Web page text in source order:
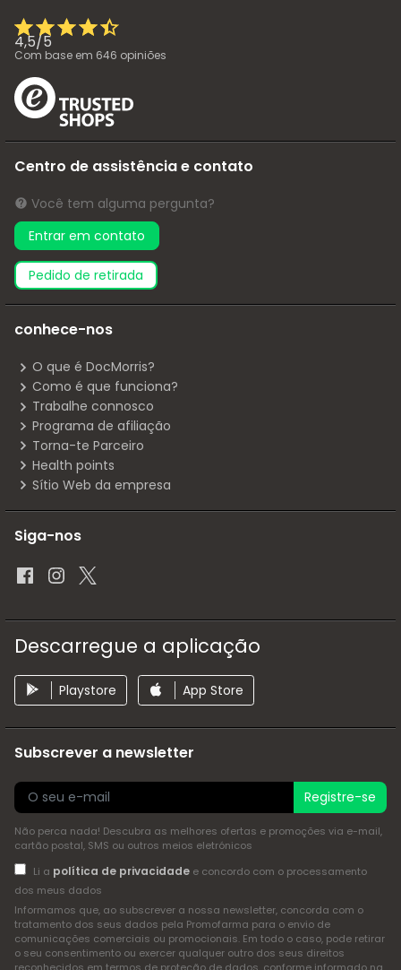
4,5/5
Com base em 646 opiniões
Centro de assistência e contato
Você tem alguma pergunta?
Entrar em contato
pedido de retirada
conhece-nos
O que é DocMorris?
Como é que funciona?
Trabalhe connosco
Programa de afiliação
Torna-te Parceiro
Health points
Sítio Web da empresa
Siga-nos
Descarregue a aplicação
Playstore App Store
Subscrever a newsletter
Registre-se
Não perca nada! Descubra as melhores ofertas e promoções via e-mail,
cartão postal, SMS ou outros meios eletrónicos
Li a política de privacidadee concordo com o processamento
dos meus dados
Informamos que, ao subscrever a nossa newsletter, concorda com o
tratamento dos seus dados pela Promofarma para o envio de
comunicações comerciais ou promocionais. Em todo o caso, pode retirar
o seu consentimento ou exercer qualquer outro dos seus direitos